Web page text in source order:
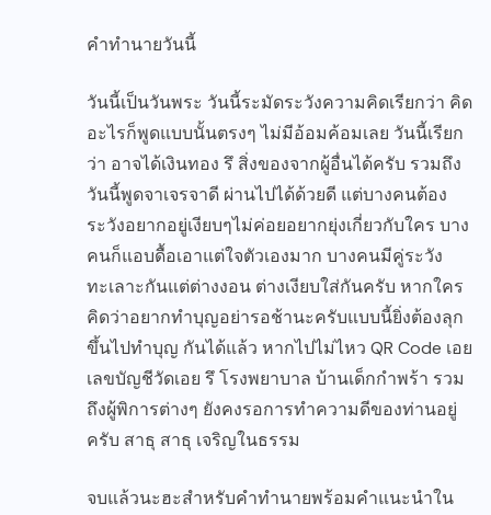
คำทำนายวันนี้
วันนี้เป็นวันพระ วันนี้ระมัดระวังความคิดเรียกว่า คิด
อะไรก็พูดแบบนั้นตรงๆ ไม่มีอ้อมค้อมเลย วันนี้เรียก
ว่า อาจได้เงินทอง รึ สิ่งของจากผู้อื่นได้ครับ รวมถึง
วันนี้พูดจาเจรจาดี ผ่านไปได้ด้วยดี แต่บางคนต้อง
ระวังอยากอยู่เงียบๆไม่ค่อยอยากยุ่งเกี่ยวกับใคร บาง
คนก็แอบดื้อเอาแต่ใจตัวเองมาก บางคนมีคู่ระวัง
ทะเลาะกันแต่ต่างงอน ต่างเงียบใส่กันครับ หากใคร
คิดว่าอยากทำบุญอย่ารอช้านะครับแบบนี้ยิ่งต้องลุก
ขึ้นไปทำบุญ กันได้แล้ว หากไปไม่ไหว QR Code เอย
เลขบัญชีวัดเอย รึ โรงพยาบาล บ้านเด็กกำพร้า รวม
ถึงผู้พิการต่างๆ ยังคงรอการทำความดีของท่านอยู่
ครับ สาธุ สาธุ เจริญในธรรม
จบแล้วนะฮะสำหรับคำทำนายพร้อมคำแนะนำใน